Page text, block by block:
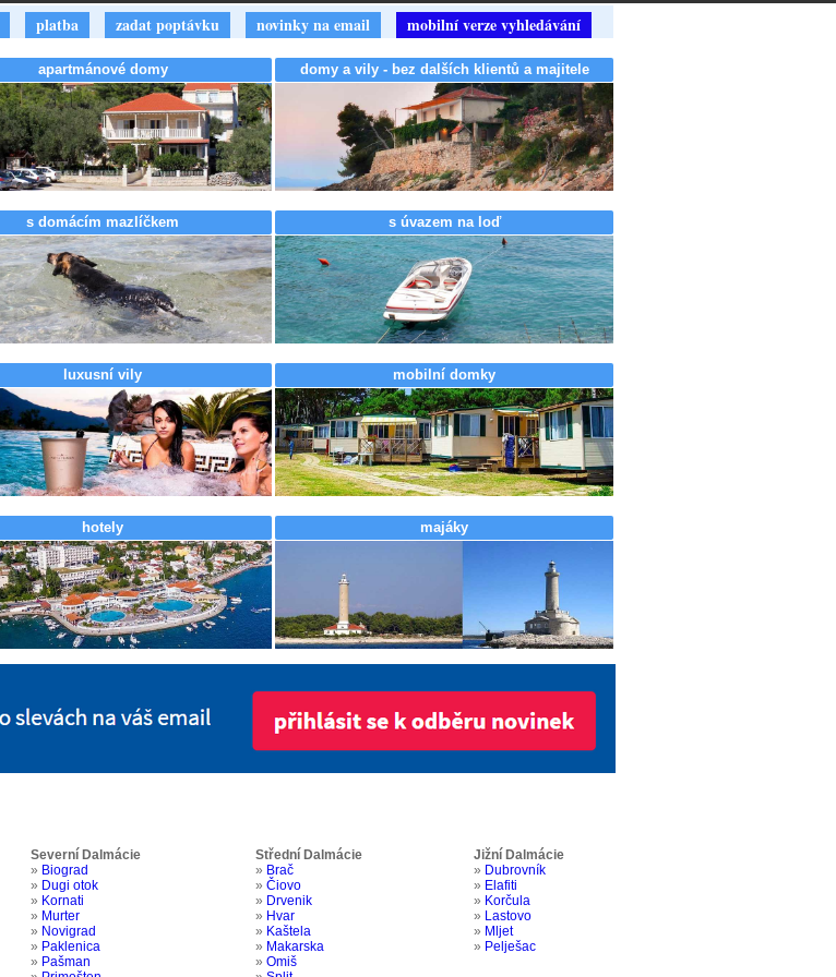
platba zadat poptávku novinky na email mobilní verze vyhledávání
apartmánové domy domy a vily - bez dalších klientů a majitele
s domácím mazlíčkem s úvazem na loď
luxusní vily mobilní domky
hotely majáky
Severní Dalmácie Střední Dalmácie
Jižní Dalmácie
» Biograd » Brač » Dubrovník
» Dugi otok » Čiovo » Elafiti
» Kornati » Drvenik » Korčula
» Murter » Hvar » Lastovo
» Novigrad » Kaštela » Mljet
» Paklenica » Makarska » Pelješac
» Pašman » Omiš